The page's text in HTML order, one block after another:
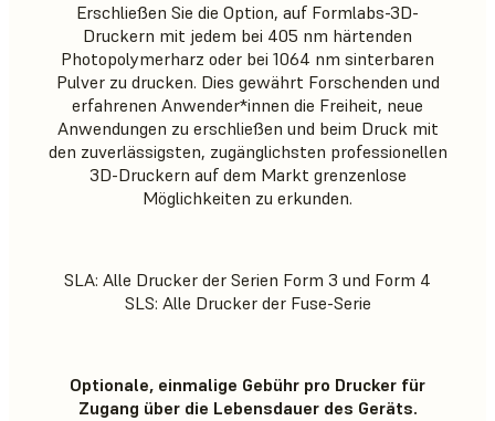
Erschließen Sie die Option, auf Formlabs-3D-
Druckern mit jedem bei 405 nm härtenden
Photopolymerharz oder bei 1064 nm sinterbaren
Pulver zu drucken. Dies gewährt Forschenden und
erfahrenen Anwender*innen die Freiheit, neue
Anwendungen zu erschließen und beim Druck mit
den zuverlässigsten, zugänglichsten professionellen
3D-Druckern auf dem Markt grenzenlose
Möglichkeiten zu erkunden.
SLA: Alle Drucker der Serien Form 3 und Form 4
SLS: Alle Drucker der Fuse-Serie
Optionale, einmalige Gebühr pro Drucker für
Zugang über die Lebensdauer des Geräts.